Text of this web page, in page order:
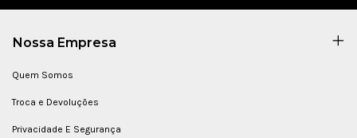
Nossa Empresa
Quem Somos
Troca e Devoluções
Privacidade E Segurança